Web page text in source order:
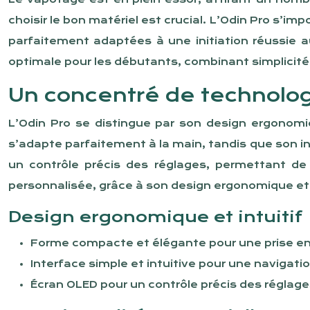
choisir le bon matériel est crucial. L’Odin Pro
parfaitement adaptées à une initiation réussie
optimale pour les débutants, combinant
Un concentré de
L’Odin Pro se distingue par son design
s’adapte parfaitement à la main, tandis que son
un contrôle précis des réglages, permettant
personnalisée, grâce à son design ergonomique
Design ergonomique et intuitif
Forme compacte et élégante pour une prise
Interface simple et intuitive pour une
Écran OLED pour un contrôle précis des